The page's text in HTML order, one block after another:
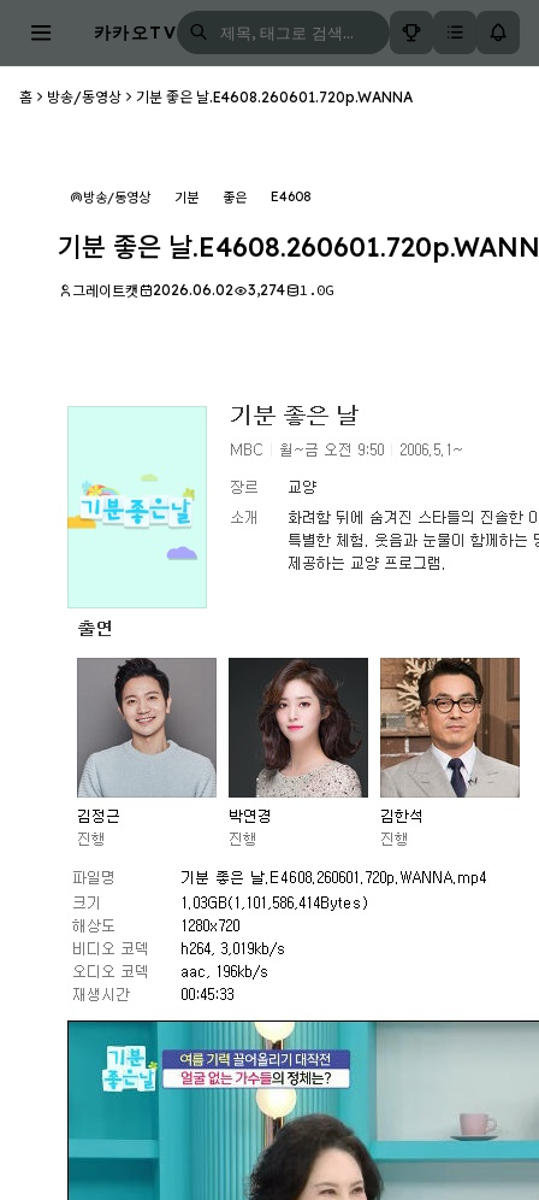
카카오TV
홈 방송/동영상 기분 좋은 날.E4608.260601.720p.WANNA
방송/동영상 기분 좋은 E4608
기분 좋은 날
그레이트캣 2026.06.02 3,274 1.0G